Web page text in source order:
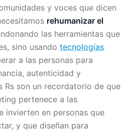
y voces que dicen
rehumanizar el
las herramientas que
sino usandotecnologías
a las personas para
autenticidad y
Rs son un recordatorio de que
pertenece a las
invierten en personas que
y que diseñan para